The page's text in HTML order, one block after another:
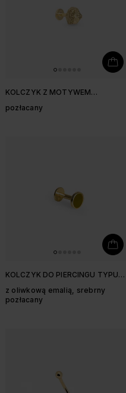
KOLCZYK Z MOTYWEM
pozłacany
KOLCZYK DO PIERCINGU TYPU
z oliwkową emalią, srebrny
pozłacany